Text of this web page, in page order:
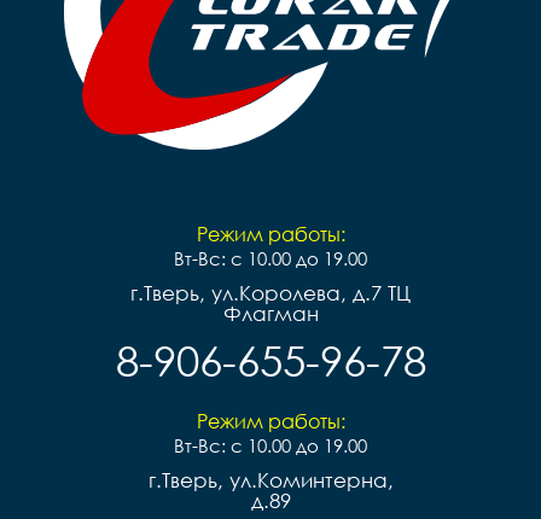
Режим работы:
Вт-Вс: с 10.00 до 19.00
г.Тверь, ул.Королева, д.7 ТЦ
Флагман
8-906-655-96-78
Режим работы:
Вт-Вс: с 10.00 до 19.00
г.Тверь, ул.Коминтерна,
д.89